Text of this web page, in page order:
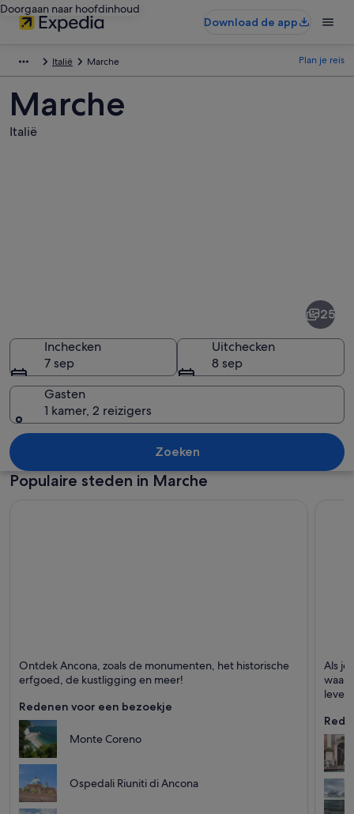
Doorgaan naar hoofdinhoud
Download de app
Italië Marche Plan je reis
Marche
Italië
Een kuststadsgezicht in de
25
Inchecken
7 sep
Uitchecken
8 sep
Gasten
1 kamer, 2 reizigers
Zoeken
Populaire steden in Marche
Staat bekend om Havens, Historisch en
Monumenten
Ontdek Ancona, zoals de monumenten, het historische
erfgoed, de kustligging en meer!
Redenen voor een bezoekje
Monte Coreno
Ospedali Riuniti di Ancona
Als je
waar